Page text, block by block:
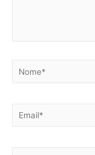
Nome*
Email*